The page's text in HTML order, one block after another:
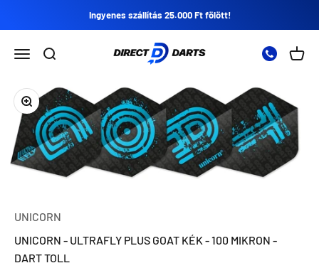
Ingyenes szállítás 25.000 Ft fölött!
Nyissa meg a navigációs menüt
Nyissa meg a keresést
Direct Darts
Zoomolás
UNICORN
UNICORN - ULTRAFLY PLUS GOAT KÉK - 100 MIKRON -
DART TOLL